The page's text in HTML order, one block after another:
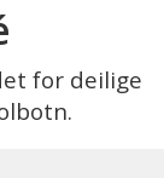
for deilige